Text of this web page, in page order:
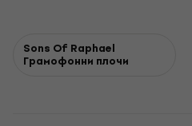
Sons Of Raphael
Грамофонни плочи